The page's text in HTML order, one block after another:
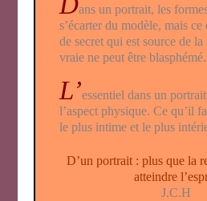
ans un portrait, les
s’écarter du modèle, mais
de secret qui est source de la
vraie ne peut être blasphémé.
L’essentiel dans un portrait
l’aspect physique. Ce qu’il
le plus intime et le plus
D’un portrait : plus que la
atteindre
J.C.H